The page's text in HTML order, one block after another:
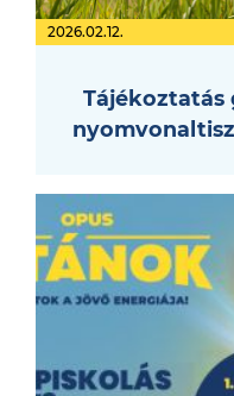
2026.02.12.
Tájékoztatás